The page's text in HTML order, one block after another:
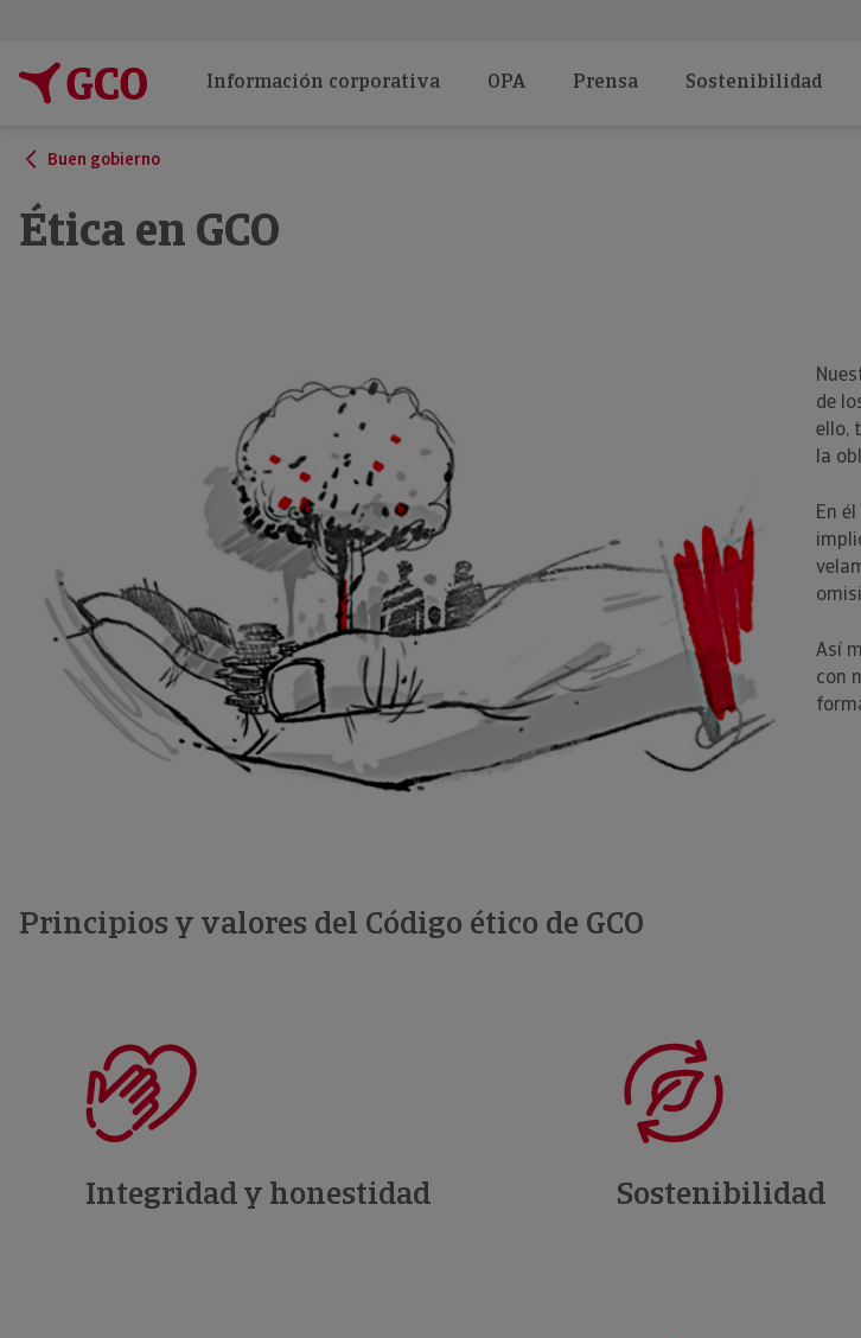
Información corporativa OPA Prensa Sostenibilidad
Buen gobierno
Ética en GCO
de
ello,
la
En
Así
con
Principios y valores del Código ético de GCO
Integridad y honestidad Sostenibilidad